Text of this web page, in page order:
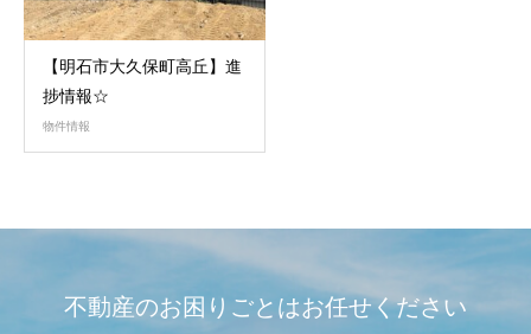
【明石市大久保町高丘】進
捗情報☆
物件情報
不動産のお困りごとはお任せください